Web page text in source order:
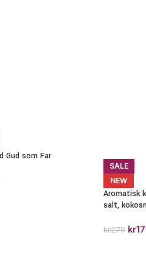
Gud som Far
SALE
NEW
Aromatisk
salt,
kr279 kr